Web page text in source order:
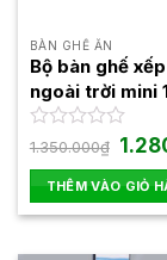
BÀN GHẾ ĂN
Bộ bàn ghế
ngoài trời mini
ghế BBCF14
Được
hạng
0
5
1.350.000₫ Giá
gốc
là:
THÊM VÀO GIỎ